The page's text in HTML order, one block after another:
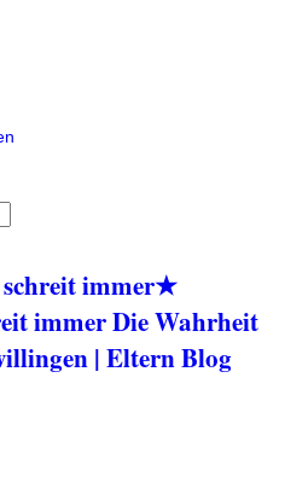
★
immer Die Wahrheit
| Eltern Blog